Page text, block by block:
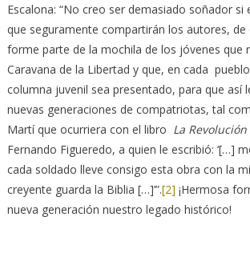
Escalona: “No creo ser demasiado soñador si
que seguramente compartirán los autores, de
forme parte de la mochila de los jóvenes que
Caravana de la Libertad y que, en cada
columna juvenil sea presentado, para que así
nuevas generaciones de compatriotas, tal
Martí que ocurriera con el libro La
Fernando Figueredo, a quien le escribió: ‘[…]
cada soldado lleve consigo esta obra con la
creyente guarda la Biblia […]’”.[2] ¡Hermosa
nueva generación nuestro legado histórico!